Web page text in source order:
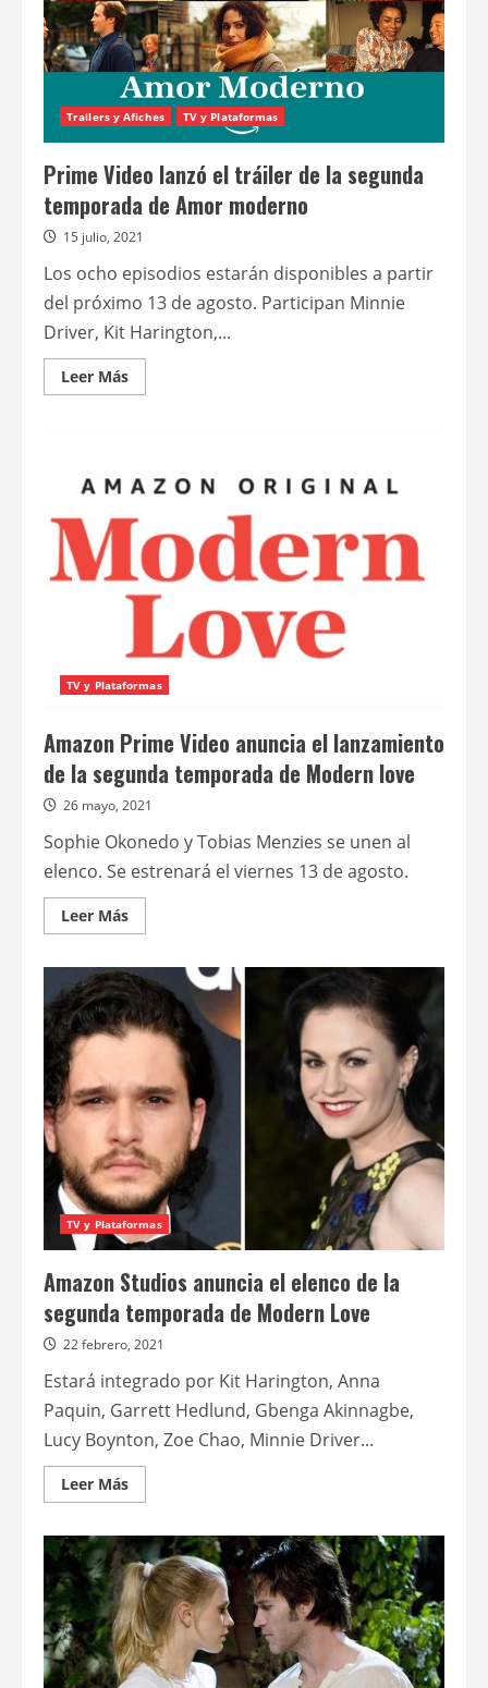
Trailers y Afiches TV y Plataformas
Prime Video lanzó el tráiler de la segunda
temporada de Amor moderno
15 julio, 2021
Los ocho episodios estarán disponibles a partir
del próximo 13 de agosto. Participan Minnie
Driver, Kit Harington,...
Leer MásLeer
más
el
tráiler
de
la
segunda
temporada
de
Amor
moderno
TV y Plataformas
Amazon Prime Video anuncia el lanzamiento
de la segunda temporada de Modern love
26 mayo, 2021
Sophie Okonedo y Tobias Menzies se unen al
elenco. Se estrenará el viernes 13 de agosto.
Leer MásLeer
más
Amazon
Prime
Video
anuncia
el
lanzamiento
la
segunda
temporada
de
Modern
love
TV y Plataformas
Amazon Studios anuncia el elenco de la
segunda temporada de Modern Love
22 febrero, 2021
Estará integrado por Kit Harington, Anna
Paquin, Garrett Hedlund, Gbenga Akinnagbe,
Lucy Boynton, Zoe Chao, Minnie Driver...
Leer MásLeer
más
Amazon
Studios
anuncia
el
elenco
de
la
segunda
temporada
de